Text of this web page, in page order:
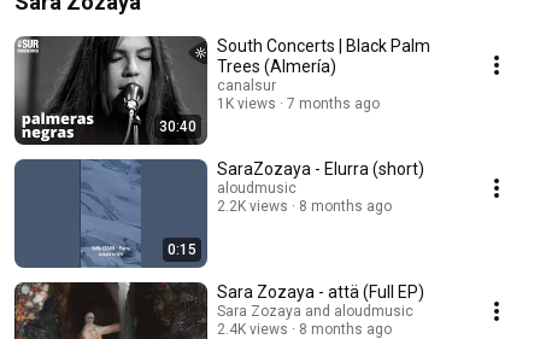
30:40
South Concerts | Black Palm
Trees (Almería)
canalsur
1K views
7 months ago
0:15
SaraZozaya - Elurra (short)
aloudmusic
2.2K views
8 months ago
Sara Zozaya - attä (Full EP)
Sara Zozaya and aloudmusic
2.4K views
8 months ago